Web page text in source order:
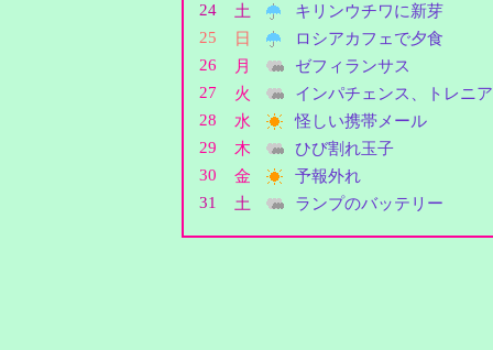
24
土
キリンウチワに新芽
25
日
ロシアカフェで夕食
26
月
ゼフィランサス
27
火
インパチェンス、トレニ
28
水
怪しい携帯メール
29
木
ひび割れ玉子
30
金
予報外れ
31
土 ランプのバッテリー